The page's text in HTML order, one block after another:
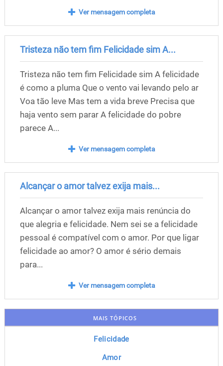
Ver mensagem completa
Tristeza não tem fim Felicidade sim A...
Tristeza não tem fim Felicidade sim A felicidade
é como a pluma Que o vento vai levando pelo ar
Voa tão leve Mas tem a vida breve Precisa que
haja vento sem parar A felicidade do pobre
parece A...
Ver mensagem completa
Alcançar o amor talvez exija mais...
Alcançar o amor talvez exija mais renúncia do
que alegria e felicidade. Nem sei se a felicidade
pessoal é compatível com o amor. Por que ligar
felicidade ao amor? O amor é sério demais
para...
Ver mensagem completa
MAIS TÓPICOS
Felicidade
Amor